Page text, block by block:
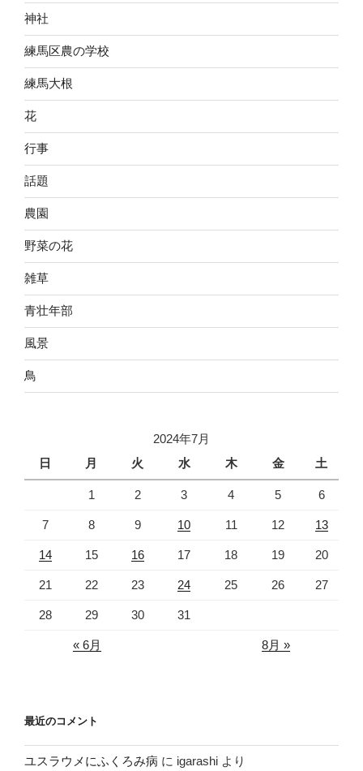
神社
練馬区農の学校
練馬大根
花
行事
話題
農園
野菜の花
雑草
青壮年部
風景
鳥
2024年7月
日
月 火 水 木 金 土
1 2 3 4 5 6
7 8 9 10 11 12 13
14 15 16 17 18 19 20
21 22 23 24 25 26 27
28 29 30 31
« 6月 8月 »
最近のコメント
ユスラウメにふくろみ病 に igarashi より